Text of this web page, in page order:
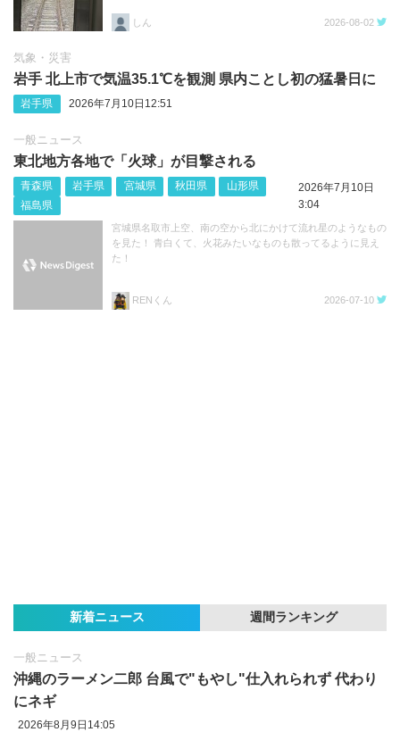
しん 2026-08-02
気象・災害
岩手 北上市で気温35.1℃を観測 県内ことし初の猛暑日に
岩手県 2026年7月10日12:51
一般ニュース
東北地方各地で「火球」が目撃される
青森県 岩手県 宮城県 秋田県
山形県
福島県
2026年7月10日
3:04
宮城県名取市上空、南の空から北にかけて流れ星のようなもの
を見た！ 青白くて、火花みたいなものも散ってるように見え
た！
RENくん 2026-07-10
新着ニュース 週間ランキング
一般ニュース
沖縄のラーメン二郎 台風で"もやし"仕入れられず 代わり
にネギ
2026年8月9日14:05